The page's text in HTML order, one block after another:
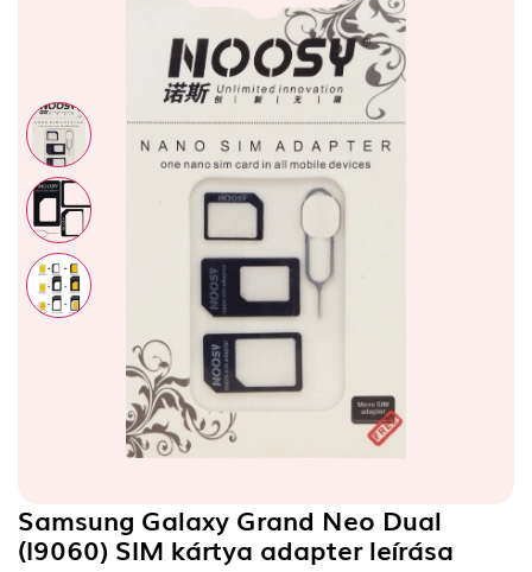
Samsung Galaxy Grand Neo Dual
(I9060) SIM kártya adapterleírása